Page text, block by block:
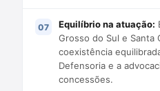
Equilíbrio na atuação:
Grosso do Sul e Santa
coexistência
Defensoria e a
concessões.